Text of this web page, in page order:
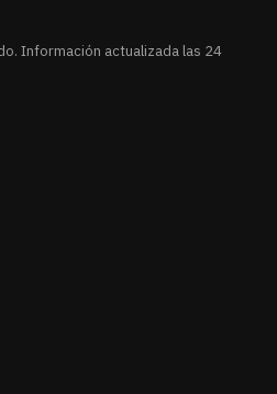
Información actualizada las 24